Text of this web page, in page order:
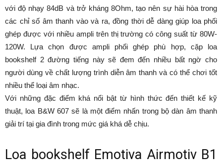
với độ nhạy 84dB và trở kháng 8Ohm, tạo nên sự hài hòa trong
các chỉ số âm thanh vào và ra, đồng thời dễ dàng giúp loa phối
ghép được với nhiều ampli trên thị trường có công suất từ 80W-
120W. Lựa chọn được ampli phối ghép phù hợp, cặp loa
bookshelf 2 đường tiếng này sẽ đem đến nhiều bất ngờ cho
người dùng về chất lượng trình diễn âm thanh và có thể chơi tốt
nhiều thể loại âm nhạc.
Với những đặc điểm khá nổi bật từ hình thức đến thiết kế kỹ
thuật, loa B&W 607 sẽ là một điểm nhấn trong bộ dàn âm thanh
giải trí tại gia đình trong mức giá khá dễ chịu.
Loa bookshelf Emotiva Airmotiv B1